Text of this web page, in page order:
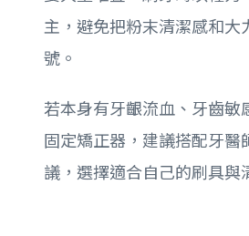
主，避免把粉末清潔感和大
號。
若本身有牙齦流血、牙齒敏
固定矯正器，建議搭配牙醫
議，選擇適合自己的刷具與